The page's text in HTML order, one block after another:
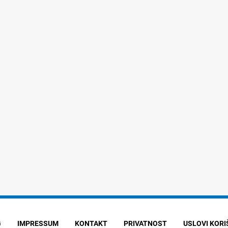
IMPRESSUM KONTAKT PRIVATNOST USLOVI